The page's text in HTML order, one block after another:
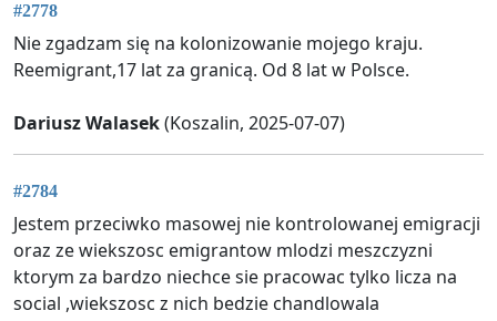
#2778
Nie zgadzam się na kolonizowanie mojego kraju.
Reemigrant,17 lat za granicą. Od 8 lat w Polsce.
Dariusz Walasek(Koszalin, 2025-07-07)
#2784
Jestem przeciwko masowej nie kontrolowanej emigracji
oraz ze wiekszosc emigrantow mlodzi meszczyzni
ktorym za bardzo niechce sie pracowac tylko licza na
social ,wiekszosc z nich bedzie chandlowala